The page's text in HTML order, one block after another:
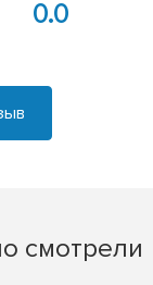
0.0
смотрели